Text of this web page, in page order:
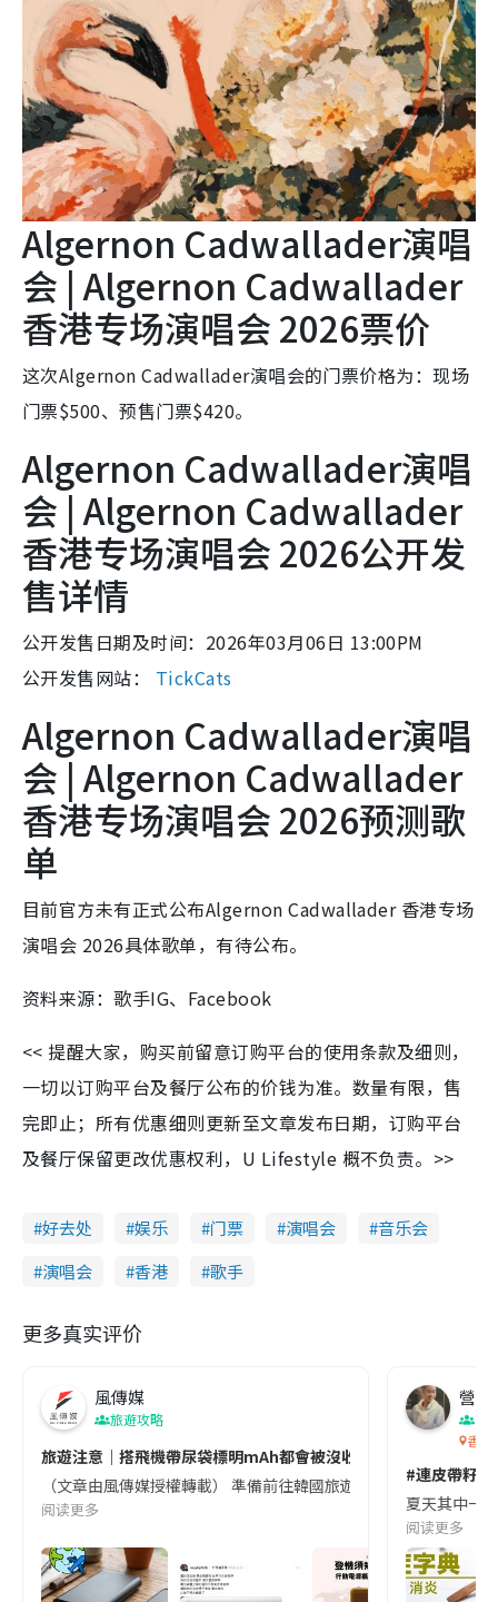
Algernon Cadwallader演唱
会 | Algernon Cadwallader
香港专场演唱会 2026票价
这次Algernon Cadwallader演唱会的门票价格为：现场
门票$500、预售门票$420。
Algernon Cadwallader演唱
会 | Algernon Cadwallader
香港专场演唱会 2026公开发
售详情
公开发售日期及时间：2026年03月06日 13:00PM
公开发售网站： TickCats
Algernon Cadwallader演唱
会 | Algernon Cadwallader
香港专场演唱会 2026预测歌
单
目前官方未有正式公布Algernon Cadwallader 香港专场
演唱会 2026具体歌单，有待公布。
资料来源：歌手IG、Facebook
<< 提醒大家，购买前留意订购平台的使用条款及细则，
一切以订购平台及餐厅公布的价钱为准。数量有限，售
完即止；所有优惠细则更新至文章发布日期，订购平台
及餐厅保留更改优惠权利，U Lifestyle 概不负责。>>
好去处 娱乐 门票 演唱会
音乐会
演唱会
香港 歌手
更多真实评价
風傳媒
旅遊攻略
旅遊注意｜搭飛機帶尿袋標明mAh都會被沒收😱出發前切記檢查
（文章由風傳媒授權轉載） 準備前往韓國旅遊的民眾，近期要
阅读更多
營養
香港
#連皮帶籽
夏天其中一
阅读更多